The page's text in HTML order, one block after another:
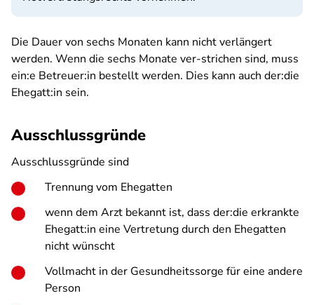
Die Dauer von sechs Monaten kann nicht verlängert
werden. Wenn die sechs Monate ver-strichen sind, muss
ein:e Betreuer:in bestellt werden. Dies kann auch der:die
Ehegatt:in sein.
Ausschlussgründe
Ausschlussgründe sind
Trennung vom Ehegatten
wenn dem Arzt bekannt ist, dass der:die erkrankte
Ehegatt:in eine Vertretung durch den Ehegatten
nicht wünscht
Vollmacht in der Gesundheitssorge für eine andere
Person